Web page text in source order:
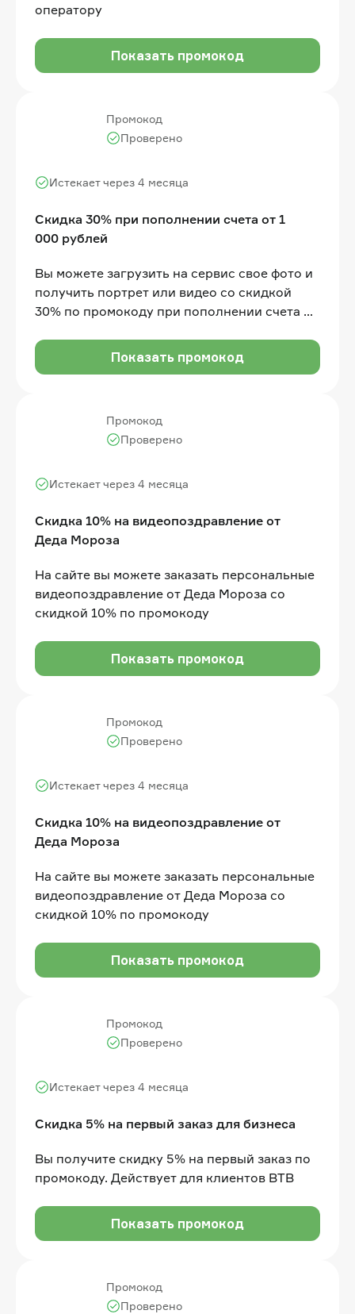
оператору
Показать промокод
Промокод
Скидка 30% при пополнении счета от 1
000 рублей
Истекает через 4 месяца
Проверено
Вы можете загрузить на сервис свое фото и
получить портрет или видео со скидкой
30% по промокоду при пополнении счета от
Показать промокод
Промокод
Скидка 10% на видеопоздравление от
Деда Мороза
Истекает через 4 месяца
Проверено
На сайте вы можете заказать персональные
видеопоздравление от Деда Мороза со
скидкой 10% по промокоду
Показать промокод
Промокод
Скидка 10% на видеопоздравление от
Деда Мороза
Истекает через 4 месяца
Проверено
На сайте вы можете заказать персональные
видеопоздравление от Деда Мороза со
скидкой 10% по промокоду
Показать промокод
Промокод
Скидка 5% на первый заказ для бизнеса
Истекает через 4 месяца
Проверено
Вы получите скидку 5% на первый заказ по
промокоду. Действует для клиентов BTB
Показать промокод
Промокод
Проверено